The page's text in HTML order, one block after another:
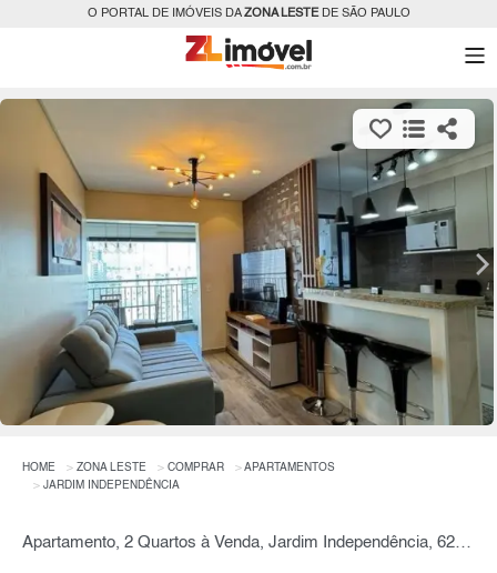
O PORTAL DE IMÓVEIS DAZONA LESTEDE SÃO PAULO
HOME ZONA LESTE COMPRAR
APARTAMENTOS
JARDIM INDEPENDÊNCIA
Apartamento, 2 Quartos à Venda, Jardim Independência, 62 m² por R$ 660.000,00